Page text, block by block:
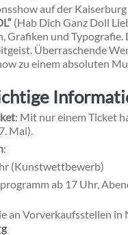
auf der
(Hab Dich Ganz Doll
Grafiken und
Überraschende
zu einem absoluten
: Mit nur einem Ticket
Mai).
:
(Kunstwettbewerb)
ab 17 Uhr,
an Vorverkaufsstellen